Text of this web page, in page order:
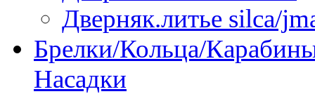
Дверняк.литье silca/
Брелки/Кольца/
Насадки